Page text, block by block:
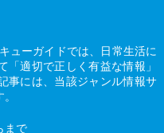
ューガイドでは、日常生活に
「適切で正しく有益な情報」
事には、当該ジャンル情報サ
まで